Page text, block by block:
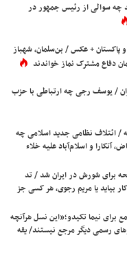
چه سوالی از رئیس جمهور در
پاکستان + عکس / بن‌سلمان، شهباز
دفاع مشترک نماز خواندند
/ یوسف رجی چه ارتباطی با حزب
/ ائتلاف نظامی جدید اسلامی چه
آنکارا و اسلام‌آباد علیه خلاء
برای شورش در ایران شد / تد
بیاید یا مریم رجوی، هر کسی جز
برای نیما تکیدو؛«این نسل هرآنچه
رسمی دیگر مرجع نیستند/ یقه